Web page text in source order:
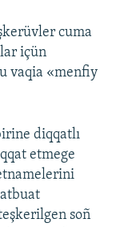
cuma
içün
vaqia «menfiy
diqqatlı
etmege
soñ